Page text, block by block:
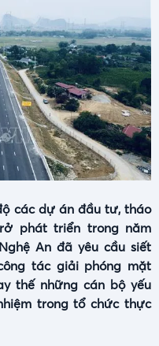
các dự án đầu tư, tháo
phát triển trong năm
An đã yêu cầu siết
tác giải phóng mặt
thế những cán bộ yếu
trong tổ chức thực